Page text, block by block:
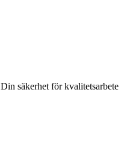
Din säkerhet för kvalitetsarbete